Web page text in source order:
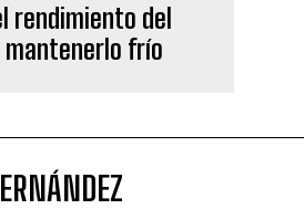
rendimiento del
mantenerlo frío